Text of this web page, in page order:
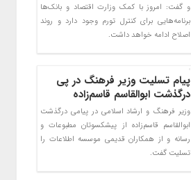
و گفت: امروز با کمک وزارت اقتصاد و بانک‌ها
برنامه‌هایی برای کنترل تورم وجود دارد و روند
اصلاح ادامه خواهد داشت.
پیام تسلیت وزیر فرهنگ در پی
درگذشت ابوالقاسم قاسم‌زاده
وزیر فرهنگ و ارشاد اسلامی در پیامی درگذشت
ابوالقاسم قاسم‌زاده از پیشکسوتان مطبوعات و
رسانه و از همکاران قدیمی موسسه اطلاعات را
تسلیت گفت.